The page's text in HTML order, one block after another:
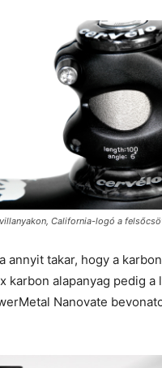
California-logó a
annyit takar, hogy a
karbon alapanyag pedig
Nanovate